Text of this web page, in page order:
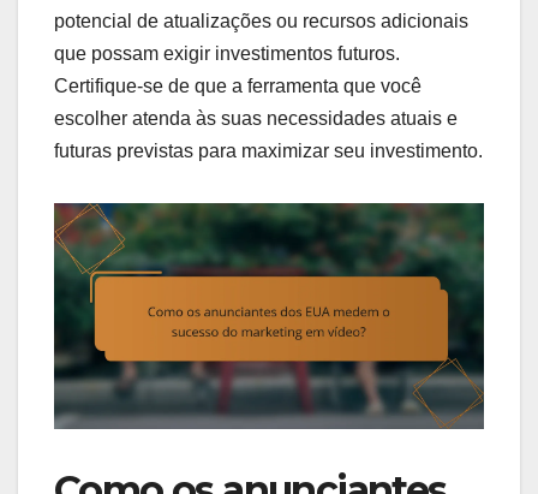
potencial de atualizações ou recursos adicionais
que possam exigir investimentos futuros.
Certifique-se de que a ferramenta que você
escolher atenda às suas necessidades atuais e
futuras previstas para maximizar seu investimento.